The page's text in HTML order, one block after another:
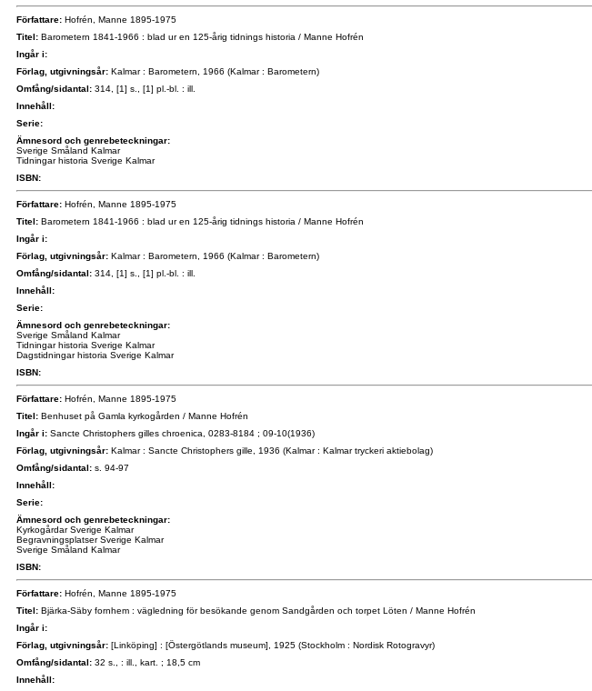
Författare: Hofrén, Manne 1895-1975
Titel: Barometern 1841-1966 : blad ur en 125-årig tidnings historia / Manne Hofrén
Ingår i:
Förlag, utgivningsår: Kalmar : Barometern, 1966 (Kalmar : Barometern)
Omfång/sidantal: 314, [1] s., [1] pl.-bl. : ill.
Innehåll:
Serie:
Ämnesord och genrebeteckningar:
Sverige Småland Kalmar
Tidningar historia Sverige Kalmar
ISBN:
Författare: Hofrén, Manne 1895-1975
Titel: Barometern 1841-1966 : blad ur en 125-årig tidnings historia / Manne Hofrén
Ingår i:
Förlag, utgivningsår: Kalmar : Barometern, 1966 (Kalmar : Barometern)
Omfång/sidantal: 314, [1] s., [1] pl.-bl. : ill.
Innehåll:
Serie:
Ämnesord och genrebeteckningar:
Sverige Småland Kalmar
Tidningar historia Sverige Kalmar
Dagstidningar historia Sverige Kalmar
ISBN:
Författare: Hofrén, Manne 1895-1975
Titel: Benhuset på Gamla kyrkogården / Manne Hofrén
Ingår i: Sancte Christophers gilles chroenica, 0283-8184 ; 09-10(1936)
Förlag, utgivningsår: Kalmar : Sancte Christophers gille, 1936 (Kalmar : Kalmar tryckeri aktiebolag)
Omfång/sidantal: s. 94-97
Innehåll:
Serie:
Ämnesord och genrebeteckningar:
Kyrkogårdar Sverige Kalmar
Begravningsplatser Sverige Kalmar
Sverige Småland Kalmar
ISBN:
Författare: Hofrén, Manne 1895-1975
Titel: Bjärka-Säby fornhem : vägledning för besökande genom Sandgården och torpet Löten / Manne Hofrén
Ingår i:
Förlag, utgivningsår: [Linköping] : [Östergötlands museum], 1925 (Stockholm : Nordisk Rotogravyr)
Omfång/sidantal: 32 s., : ill., kart. ; 18,5 cm
Innehåll: